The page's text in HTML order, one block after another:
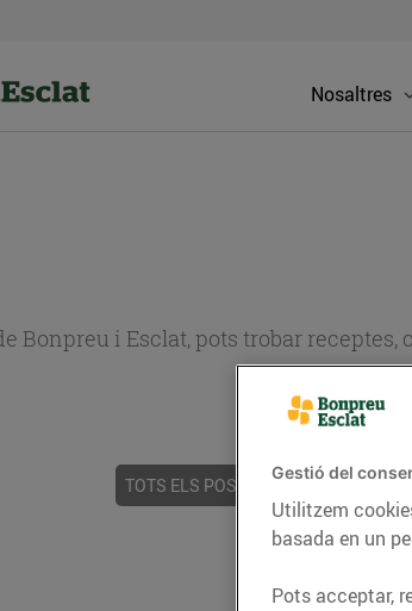
Nosaltres
Bonpreu i Esclat, pots trobar
TOTS ELS POSTS ACTUALITAT
Gestió del
Utilitzem
basada en un
Pots acceptar,